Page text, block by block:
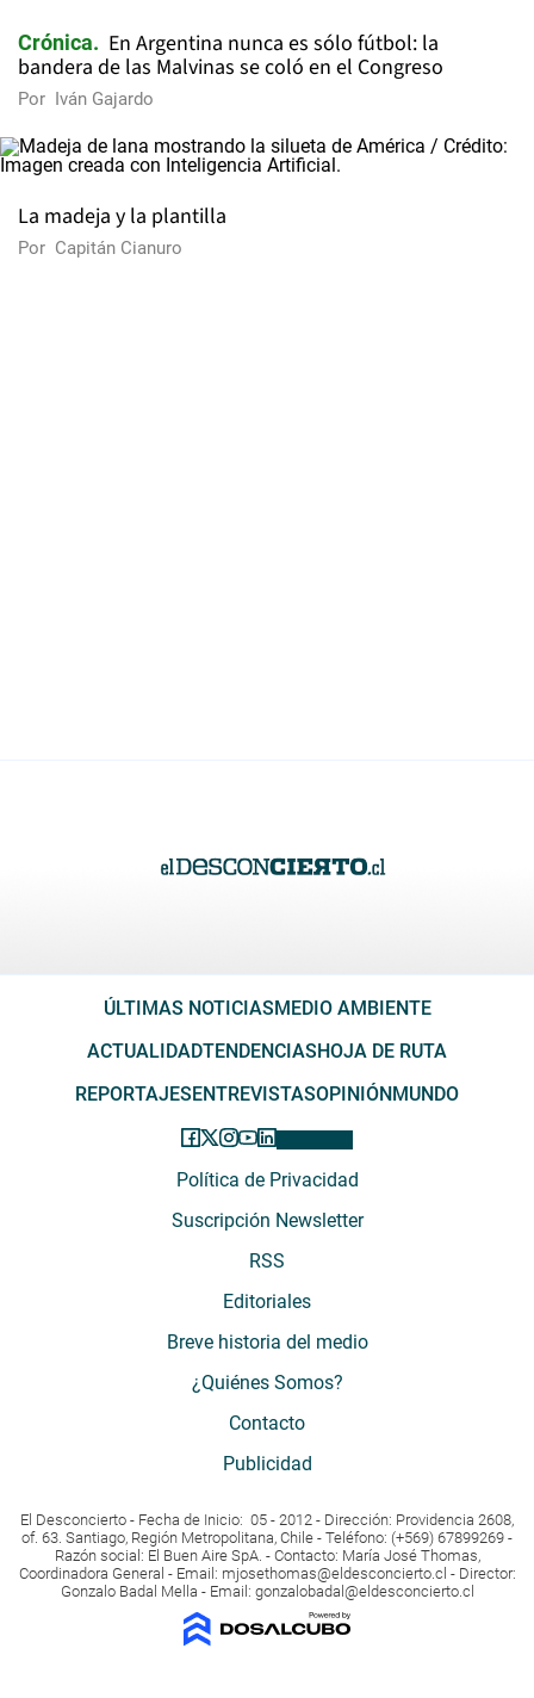
Crónica
En Argentina nunca es sólo fútbol: la
bandera de las Malvinas se coló en el Congreso
Por Iván Gajardo
La madeja y la plantilla
Por Capitán Cianuro
ÚLTIMAS NOTICIASMEDIO AMBIENTE
ACTUALIDADTENDENCIASHOJA DE RUTA
REPORTAJESENTREVISTASOPINIÓNMUNDO
Política de Privacidad
Suscripción Newsletter
RSS
Editoriales
Breve historia del medio
¿Quiénes Somos?
Contacto
Publicidad
El Desconcierto - Fecha de Inicio: 05 - 2012 - Dirección: Providencia 2608,
of. 63. Santiago, Región Metropolitana, Chile - Teléfono: (+569) 67899269 -
Razón social: El Buen Aire SpA. - Contacto: María José Thomas,
Coordinadora General - Email: mjosethomas@eldesconcierto.cl - Director:
Gonzalo Badal Mella - Email: gonzalobadal@eldesconcierto.cl